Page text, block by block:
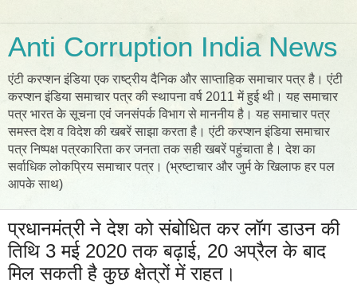
Anti Corruption India News
एंटी करप्शन इंडिया एक राष्ट्रीय दैनिक और साप्ताहिक समाचार पत्र है। एंटी
करप्शन इंडिया समाचार पत्र की स्थापना वर्ष 2011 में हुई थी। यह समाचार
पत्र भारत के सूचना एवं जनसंपर्क विभाग से माननीय है। यह समाचार पत्र
समस्त देश व विदेश की खबरें साझा करता है। एंटी करप्शन इंडिया समाचार
पत्र निष्पक्ष पत्रकारिता कर जनता तक सही खबरें पहुंचाता है। देश का
सर्वाधिक लोकप्रिय समाचार पत्र। (भ्रष्टाचार और जुर्म के खिलाफ हर पल
आपके साथ)
प्रधानमंत्री ने देश को संबोधित कर लॉग डाउन की
तिथि 3 मई 2020 तक बढ़ाई, 20 अप्रैल के बाद
मिल सकती है कुछ क्षेत्रों में राहत।